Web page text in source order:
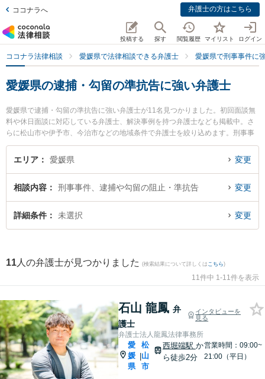
ココナラへ 弁護士の方はこちら
投稿する 探す 閲覧履歴 マイリスト ログイン
ココナラ法律相談 愛媛県で法律相談できる弁護士 愛媛県で刑事事件に
愛媛県の逮捕・勾留の準抗告に強い弁護士
愛媛県で逮捕・勾留の準抗告に強い弁護士が11名見つかりました。初回面談無
料や休日面談に対応している弁護士、解決事例を持つ弁護士なども掲載中。さ
らに松山市や伊予市、今治市などの地域条件で弁護士を絞り込めます。刑事事
件に関係する加害者側や少年事件、再犯・前科あり等の細かな分野での絞り込
み検索もでき便利です。特に弁護士法人龍鳳法律事務所の石山 龍鳳弁護士やき
土日や夜間に発生した逮捕・勾留の準抗告のトラブルを今すぐに弁護士に相談
したい』『逮捕・勾留の準抗告のトラブル解決の実績豊富な近くの弁護士を検
索したい』『初回相談無料で逮捕・勾留の準抗告を法律相談できる愛媛県内の
エリア 愛媛県 変更
相談内容 刑事事件、逮捕や勾留の阻止・準抗告 変更
詳細条件 未選択 変更
11 人の弁護士が見つかりました (検索結果について詳しくは こちら)
11件中 1-11件を表示
石山 龍鳳 弁
護士
インタビューを
見る
弁護士法人龍鳳法律事務所
愛
媛
県
|
松
山
市
西堀端駅 か
ら徒歩2分
営業時間：09:00~
21:00（平日）